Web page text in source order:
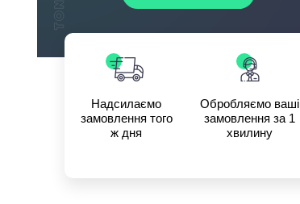
Надсилаємо
замовлення того
ж дня
Обробляємо ваші
замовлення за 1
хвилину